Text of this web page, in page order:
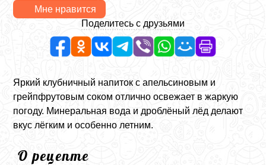
Мне нравится
Поделитесь с друзьями
Яркий клубничный напиток с апельсиновым и
грейпфрутовым соком отлично освежает в жаркую
погоду. Минеральная вода и дроблёный лёд делают
вкус лёгким и особенно летним.
О рецепте